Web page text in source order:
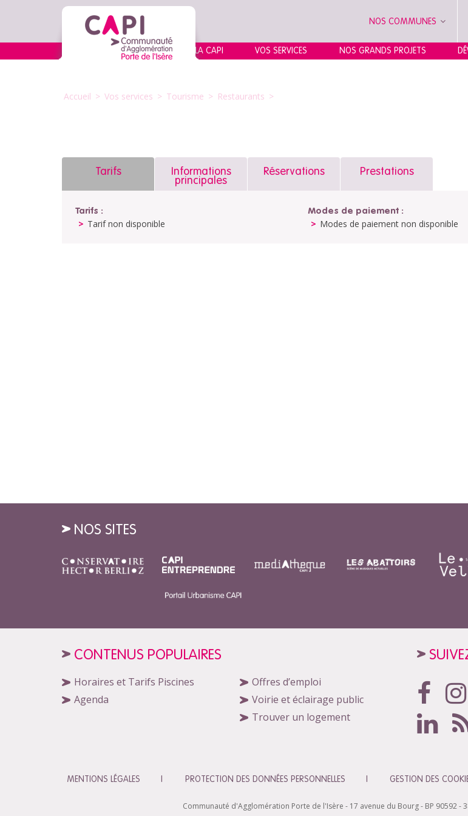
NOS COMMUNES
LA CAPI VOS SERVICES NOS GRANDS PROJETS
Accueil > Vos services > Tourisme > Restaurants >
Tarifs
Tarifs :
Tarif non disponible
Modes de paiement :
Modes de paiement non disponible
Informations
principales
Réservations Prestations
NOS SITES
CONTENUS POPULAIRES
Horaires et Tarifs Piscines
Agenda
Offres d’emploi
Voirie et éclairage public
Trouver un logement
MENTIONS LÉGALES PROTECTION DES DONNÉES PERSONNELLES GESTION DES
Communauté d'Agglomération Porte de l'Isère - 17 avenue du Bourg - BP 90592 -